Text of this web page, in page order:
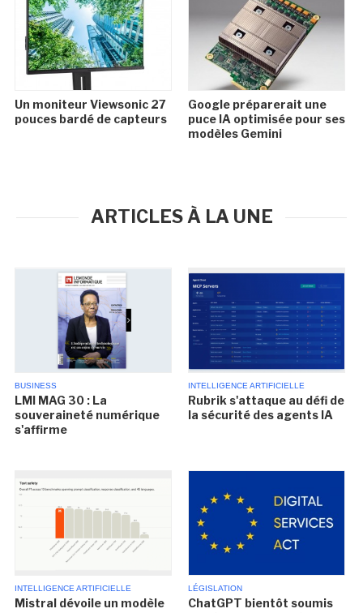
Un moniteur Viewsonic 27
pouces bardé de capteurs
Google préparerait une
puce IA optimisée pour ses
modèles Gemini
ARTICLES À LA UNE
BUSINESS
LMI MAG 30 : La
souveraineté numérique
s'affirme
INTELLIGENCE ARTIFICIELLE
Rubrik s'attaque au défi de
la sécurité des agents IA
INTELLIGENCE ARTIFICIELLE
Mistral dévoile un modèle
LÉGISLATION
ChatGPT bientôt soumis